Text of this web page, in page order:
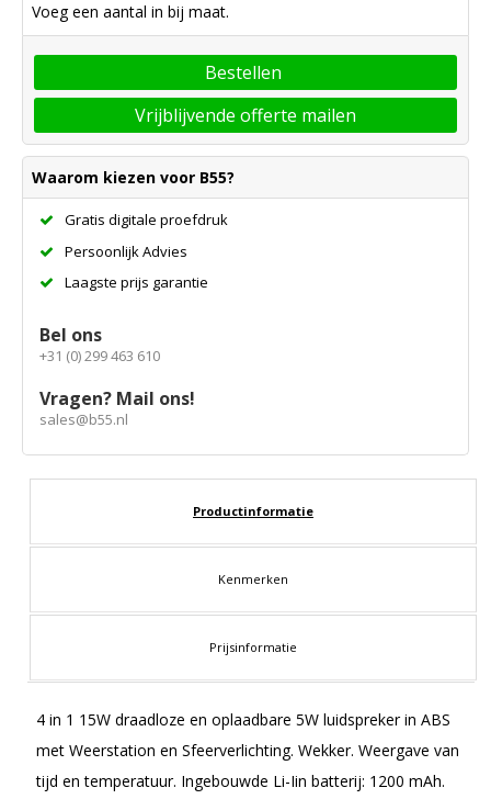
Voeg een aantal in bij maat.
Bestellen
Vrijblijvende offerte mailen
Waarom kiezen voor B55?
Gratis digitale proefdruk
Persoonlijk Advies
Laagste prijs garantie
Bel ons
+31 (0) 299 463 610
Vragen? Mail ons!
sales@b55.nl
Productinformatie
Kenmerken
Prijsinformatie
4 in 1 15W draadloze en oplaadbare 5W luidspreker in ABS
met Weerstation en Sfeerverlichting. Wekker. Weergave van
tijd en temperatuur. Ingebouwde Li-Iin batterij: 1200 mAh.